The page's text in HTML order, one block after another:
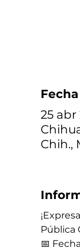
25 abr
Chih.,
Pública
📅